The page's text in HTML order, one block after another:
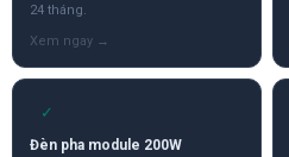
24 tháng.
✓
Đèn pha module 200W